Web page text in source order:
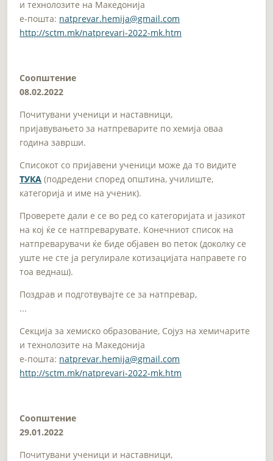
и технолозите на Македонија
e-пошта: natprevar.hemija@gmail.com
http://sctm.mk/natprevari-2022-mk.htm
Соопштение
08.02.2022
Почитувани ученици и наставници,
пријавувањето за натпреварите по хемија оваа
година заврши.
Списокот со пријавени ученици може да то видите
ТУКА (подредени според општина, училиште,
категорија и име на ученик).
Проверете дали е се во ред со категоријата и јазикот
на кој ќе се натпреварувате. Конечниот список на
натпреварувачи ќе биде објавен во петок (доколку се
уште не сте ја регулирале котизацијата направете го
тоа веднаш).
Поздрав и подготвувајте се за натпревар,
...
Секција за хемиско образование, Сојуз на хемичарите
и технолозите на Македонија
e-пошта: natprevar.hemija@gmail.com
http://sctm.mk/natprevari-2022-mk.htm
Соопштение
29.01.2022
Почитувани ученици и наставници,